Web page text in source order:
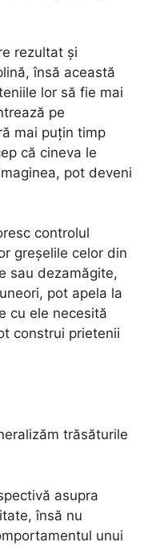
rezultat și
însă această
lor să fie mai
pe
mai puțin timp
că cineva le
pot deveni
controlul
greșelile celor din
sau dezamăgite,
pot apela la
cu ele necesită
construi prietenii
trăsăturile
asupra
însă nu
unui